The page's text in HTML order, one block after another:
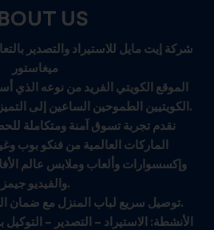
US
ميغاستور
الموقع الكويتي الفريد من نوعه
الكويتيين الطموحين الساعين إلى التميز في عالم التجارة الحديثة.
نقدم تجربة تسوق آمنة ومتكاملة
الماركات العالمية من فنكو بوب
وإكسسوارات وألعاب وملابس عالم
والفيديو جيمز.
توصيل سريع لباب المنزل مع ضمان الجودة والخدمة المتميزة.
الأنشطة: الاستيراد – التصدير – التوكيل